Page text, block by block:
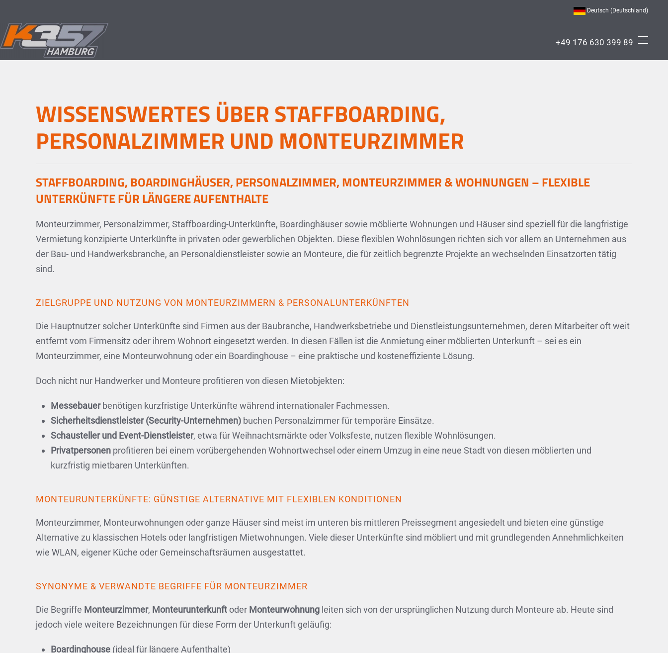
Skip to main content
Deutsch (Deutschland)
+49 176 630 399 89
WISSENSWERTES ÜBER STAFFBOARDING,
PERSONALZIMMER UND MONTEURZIMMER
STAFFBOARDING, BOARDINGHÄUSER, PERSONALZIMMER, MONTEURZIMMER & WOHNUNGEN – FLEXIBLE
UNTERKÜNFTE FÜR LÄNGERE AUFENTHALTE
Monteurzimmer, Personalzimmer, Staffboarding-Unterkünfte, Boardinghäuser sowie möblierte Wohnungen und Häuser sind speziell für die langfristige
Vermietung konzipierte Unterkünfte in privaten oder gewerblichen Objekten. Diese flexiblen Wohnlösungen richten sich vor allem an Unternehmen aus
der Bau- und Handwerksbranche, an Personaldienstleister sowie an Monteure, die für zeitlich begrenzte Projekte an wechselnden Einsatzorten tätig
sind.
ZIELGRUPPE UND NUTZUNG VON MONTEURZIMMERN & PERSONALUNTERKÜNFTEN
Die Hauptnutzer solcher Unterkünfte sind Firmen aus der Baubranche, Handwerksbetriebe und Dienstleistungsunternehmen, deren Mitarbeiter oft weit
entfernt vom Firmensitz oder ihrem Wohnort eingesetzt werden. In diesen Fällen ist die Anmietung einer möblierten Unterkunft – sei es ein
Monteurzimmer, eine Monteurwohnung oder ein Boardinghouse – eine praktische und kosteneffiziente Lösung.
Doch nicht nur Handwerker und Monteure profitieren von diesen Mietobjekten:
Messebauerbenötigen kurzfristige Unterkünfte während internationaler Fachmessen.
Sicherheitsdienstleister (Security-Unternehmen) buchen Personalzimmer für temporäre Einsätze.
Schausteller und Event-Dienstleister, etwa für Weihnachtsmärkte oder Volksfeste, nutzen flexible Wohnlösungen.
Privatpersonen profitieren bei einem vorübergehenden Wohnortwechsel oder einem Umzug in eine neue Stadt von diesen möblierten und
kurzfristig mietbaren Unterkünften.
MONTEURUNTERKÜNFTE: GÜNSTIGE ALTERNATIVE MIT FLEXIBLEN KONDITIONEN
Monteurzimmer, Monteurwohnungen oder ganze Häuser sind meist im unteren bis mittleren Preissegment angesiedelt und bieten eine günstige
Alternative zu klassischen Hotels oder langfristigen Mietwohnungen. Viele dieser Unterkünfte sind möbliert und mit grundlegenden Annehmlichkeiten
wie WLAN, eigener Küche oder Gemeinschaftsräumen ausgestattet.
SYNONYME & VERWANDTE BEGRIFFE FÜR MONTEURZIMMER
Die Begriffe Monteurzimmer, Monteurunterkunftoder Monteurwohnung leiten sich von der ursprünglichen Nutzung durch Monteure ab. Heute sind
jedoch viele weitere Bezeichnungen für diese Form der Unterkunft geläufig:
Boardinghouse (ideal für längere Aufenthalte)